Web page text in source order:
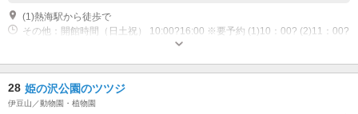
(1)熱海駅から徒歩で
その他：開館時間（日土祝） 10:00?16:00 ※要予約 (1)10：00? (2)11：00?
(3)13：00? (4)14：00? (5)15：00?
28 姫の沢公園のツツジ
伊豆山／動物園・植物園